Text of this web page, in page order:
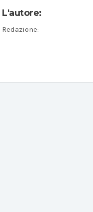
L'autore:
Redazione: